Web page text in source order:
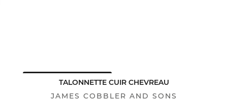
AVANTAGE CLUB : -25%
TALONNETTE CUIR CHEVREAU
JAMES COBBLER AND SONS